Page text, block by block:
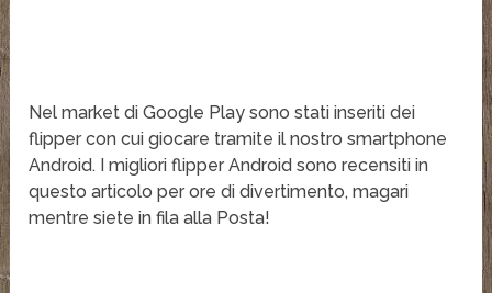
Nel market di Google Play sono stati inseriti dei
flipper con cui giocare tramite il nostro smartphone
Android. I migliori flipper Android sono recensiti in
questo articolo per ore di divertimento, magari
mentre siete in fila alla Posta!